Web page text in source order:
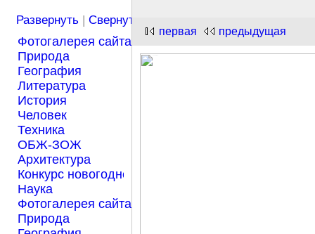
Развернуть |Свернуть
Фотогалерея сайта Началка.com
Природа
География
Литература
История
Человек
Техника
ОБЖ-ЗОЖ
Архитектура
Конкурс новогодней открытки "Нарисуем Новый
Наука
Фотогалерея сайта Началка.com
Природа
первая предыдущая